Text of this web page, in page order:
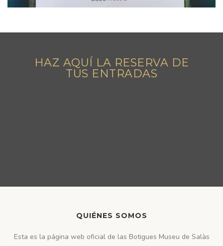
HAZ AQUÍ LA RESERVA DE
TUS ENTRADAS
QUIÉNES SOMOS
Esta es la página web oficial de las Botigues Museu de Salàs